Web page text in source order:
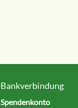
Bankverbindung
Spendenkonto